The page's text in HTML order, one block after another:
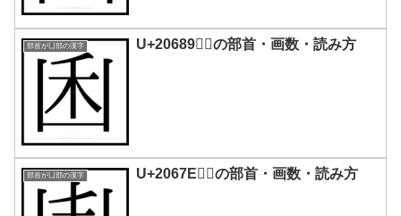
部首が凵部の漢字 U+20689｜𠚉の部首・画数・読み方
部首が凵部の漢字 U+2067E｜𠙾の部首・画数・読み方